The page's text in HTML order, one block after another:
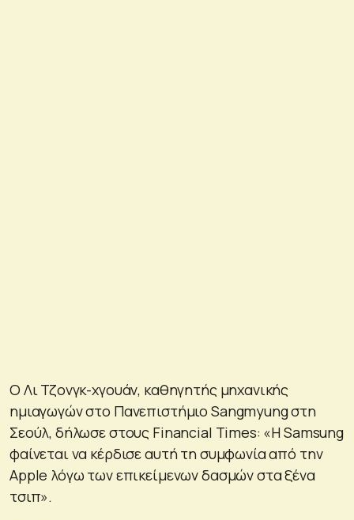
Ο Λι Τζονγκ-χγουάν, καθηγητής μηχανικής
ημιαγωγών στο Πανεπιστήμιο Sangmyung στη
Σεούλ, δήλωσε στους Financial Times: «Η Samsung
φαίνεται να κέρδισε αυτή τη συμφωνία από την
Apple λόγω των επικείμενων δασμών στα ξένα
τσιπ».